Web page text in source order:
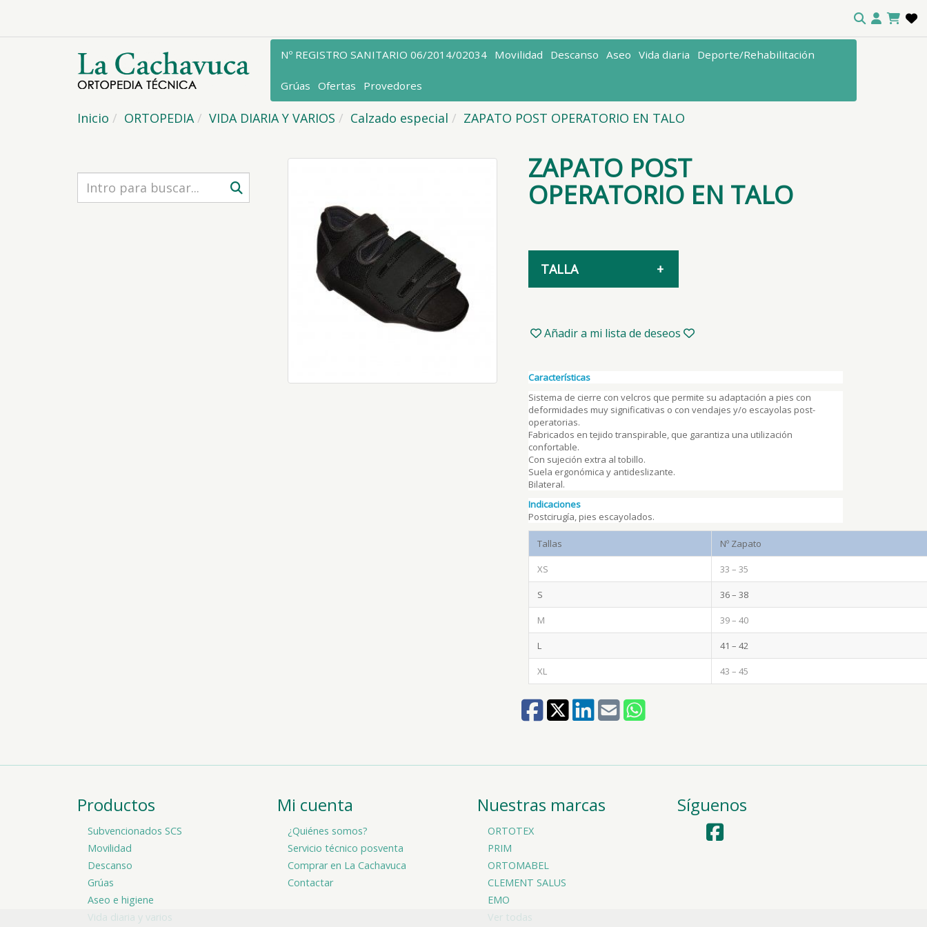
Nº REGISTRO SANITARIO 06/2014/02034 Movilidad Descanso Aseo Vida diaria Deporte/Rehabilitación
Grúas Ofertas Provedores
Inicio ORTOPEDIA VIDA DIARIA Y VARIOS Calzado especial ZAPATO POST OPERATORIO EN TALO
ZAPATO POST
OPERATORIO EN TALO
TALLA
M
L
XL
XXL
Añadir a mi lista de deseos
Características
Sistema de cierre con velcros que permite su adaptación a pies con
deformidades muy significativas o con vendajes y/o escayolas post-
operatorias.
Fabricados en tejido transpirable, que garantiza una utilización
confortable.
Con sujeción extra al tobillo.
Suela ergonómica y antideslizante.
Bilateral.
Indicaciones
Postcirugía, pies escayolados.
Tallas Nº Zapato
XS 33 – 35
S 36 – 38
M 39 – 40
L 41 – 42
XL 43 – 45
Productos
Subvencionados SCS
Movilidad
Descanso
Grúas
Aseo e higiene
Vida diaria y varios
Mi cuenta
¿Quiénes somos?
Servicio técnico posventa
Comprar en La Cachavuca
Contactar
Nuestras marcas
ORTOTEX
PRIM
ORTOMABEL
CLEMENT SALUS
EMO
Ver todas
Síguenos